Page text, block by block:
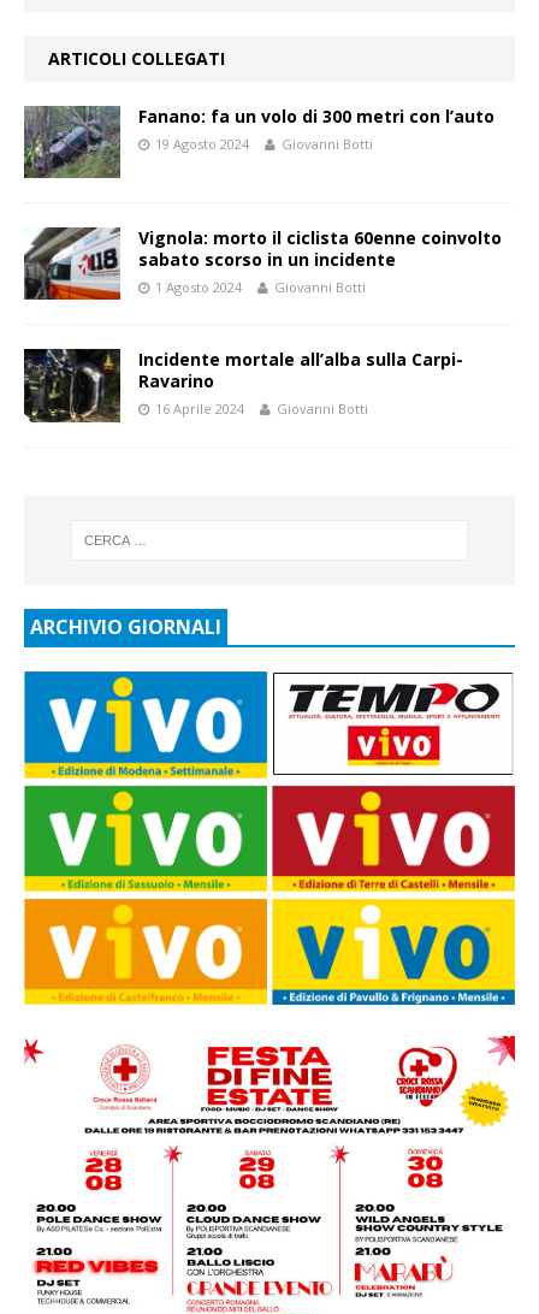
ARTICOLI COLLEGATI
Fanano: fa un volo di 300 metri con l’auto
19 Agosto 2024 Giovanni Botti
Vignola: morto il ciclista 60enne coinvolto
sabato scorso in un incidente
1 Agosto 2024 Giovanni Botti
Incidente mortale all’alba sulla Carpi-
Ravarino
16 Aprile 2024 Giovanni Botti
ARCHIVIO GIORNALI